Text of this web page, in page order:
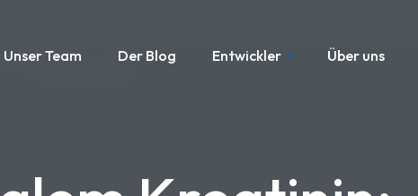
Unser Team Der Blog Entwickler Über uns